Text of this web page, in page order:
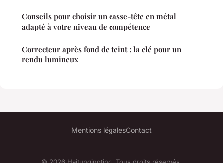
Conseils pour choisir un casse-tête en métal
adapté à votre niveau de compétence
Correcteur après fond de teint : la clé pour un
rendu lumineux
Mentions légalesContact